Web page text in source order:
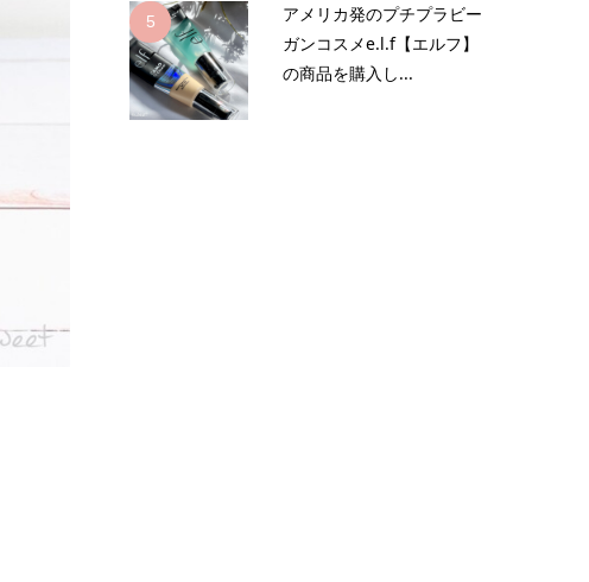
5
アメリカ発のプチプラビー
ガンコスメe.l.f【エルフ】
の商品を購入し...